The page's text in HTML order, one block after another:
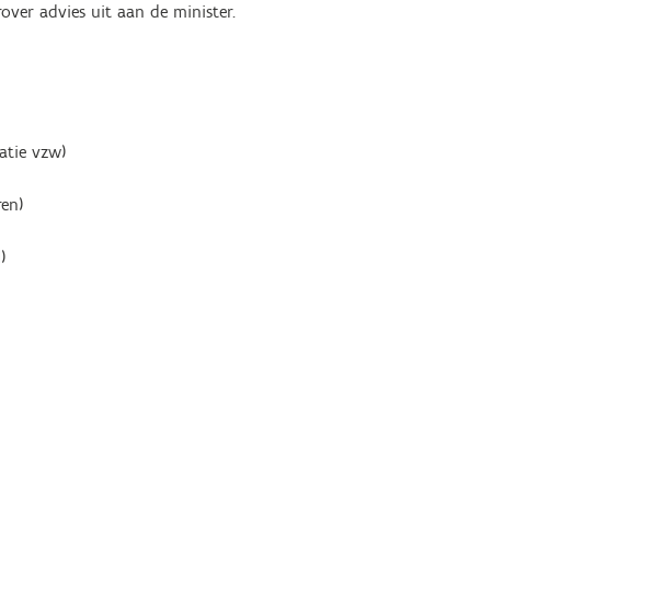
advies uit aan de minister.
vzw)